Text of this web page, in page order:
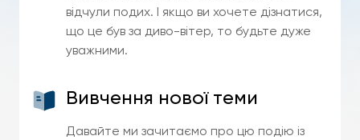
відчули подих. І якщо ви хочете дізнатися,
що це був за диво-вітер, то будьте дуже
уважними.
Вивчення нової теми
Давайте ми зачитаємо про цю подію із